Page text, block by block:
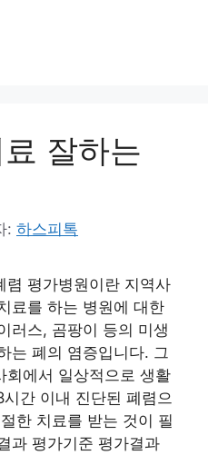
잘하는
: 하스피톡
렴 평가병원이란 지역사
료를 하는 병원에 대한
러스, 곰팡이 등의 미생
는 폐의 염증입니다. 그
회에서 일상적으로 생활
간 이내 진단된 폐렴으
한 치료를 받는 것이 필
과 평가기준 평가결과